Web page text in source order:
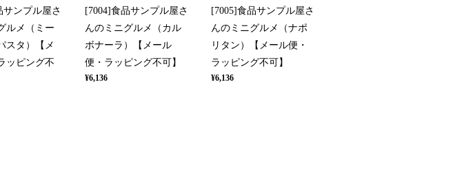
サンプル屋さ
ルメ（ミー
スタ）【メ
ッピング不
[7004]食品サンプル屋さ
んのミニグルメ（カル
ボナーラ）【メール
便・ラッピング不可】
¥6,136
[7005]食品サンプル屋さ
んのミニグルメ（ナポ
リタン）【メール便・
ラッピング不可】
¥6,136